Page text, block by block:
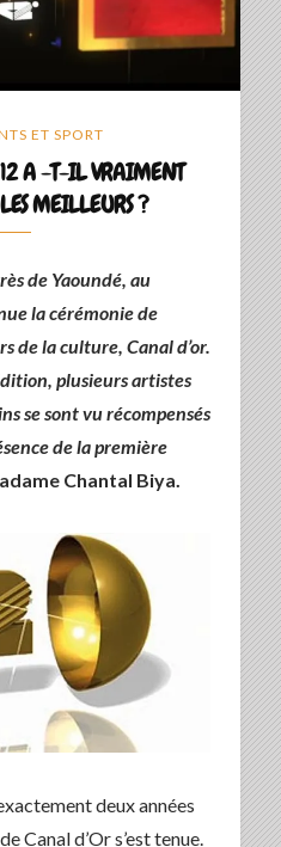
ET SPORT
A -T-IL VRAIMENT
MEILLEURS ?
de Yaoundé, au
la cérémonie de
de la culture, Canal d’or.
plusieurs artistes
se sont vu récompensés
de la première
Chantal Biya.
deux années
Canal d’Or s’est tenue.